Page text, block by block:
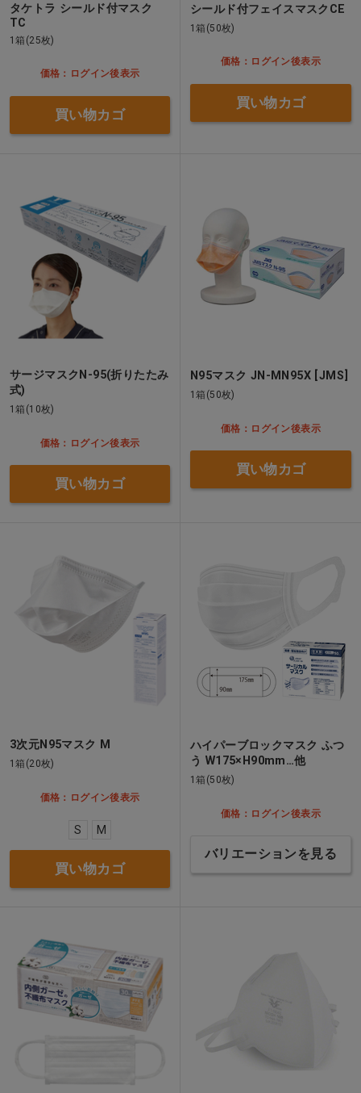
タケトラ シールド付マスク
TC
1箱(25枚)
価格：ログイン後表示
買い物カゴ
シールド付フェイスマスクCE
1箱(50枚)
価格：ログイン後表示
買い物カゴ
サージマスクN-95(折りたたみ
式)
1箱(10枚)
価格：ログイン後表示
買い物カゴ
N95マスク JN-MN95X [JMS]
1箱(50枚)
価格：ログイン後表示
買い物カゴ
3次元N95マスク M
1箱(20枚)
価格：ログイン後表示
S M
買い物カゴ
ハイパーブロックマスク ふつ
う W175×H90mm…他
1箱(50枚)
価格：ログイン後表示
バリエーションを見る